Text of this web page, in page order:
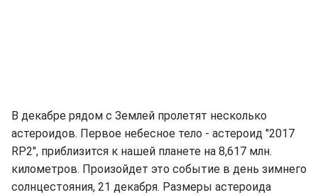
В декабре рядом с Землей пролетят несколько
астероидов. Первое небесное тело - астероид "2017
RP2", приблизится к нашей планете на 8,617 млн.
километров. Произойдет это событие в день зимнего
солнцестояния, 21 декабря. Размеры астероида